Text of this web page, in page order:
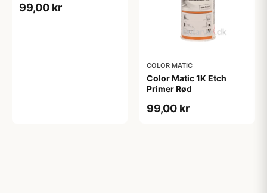
99,00 kr
COLOR MATIC
Color Matic 1K Etch
Primer Rød
99,00 kr